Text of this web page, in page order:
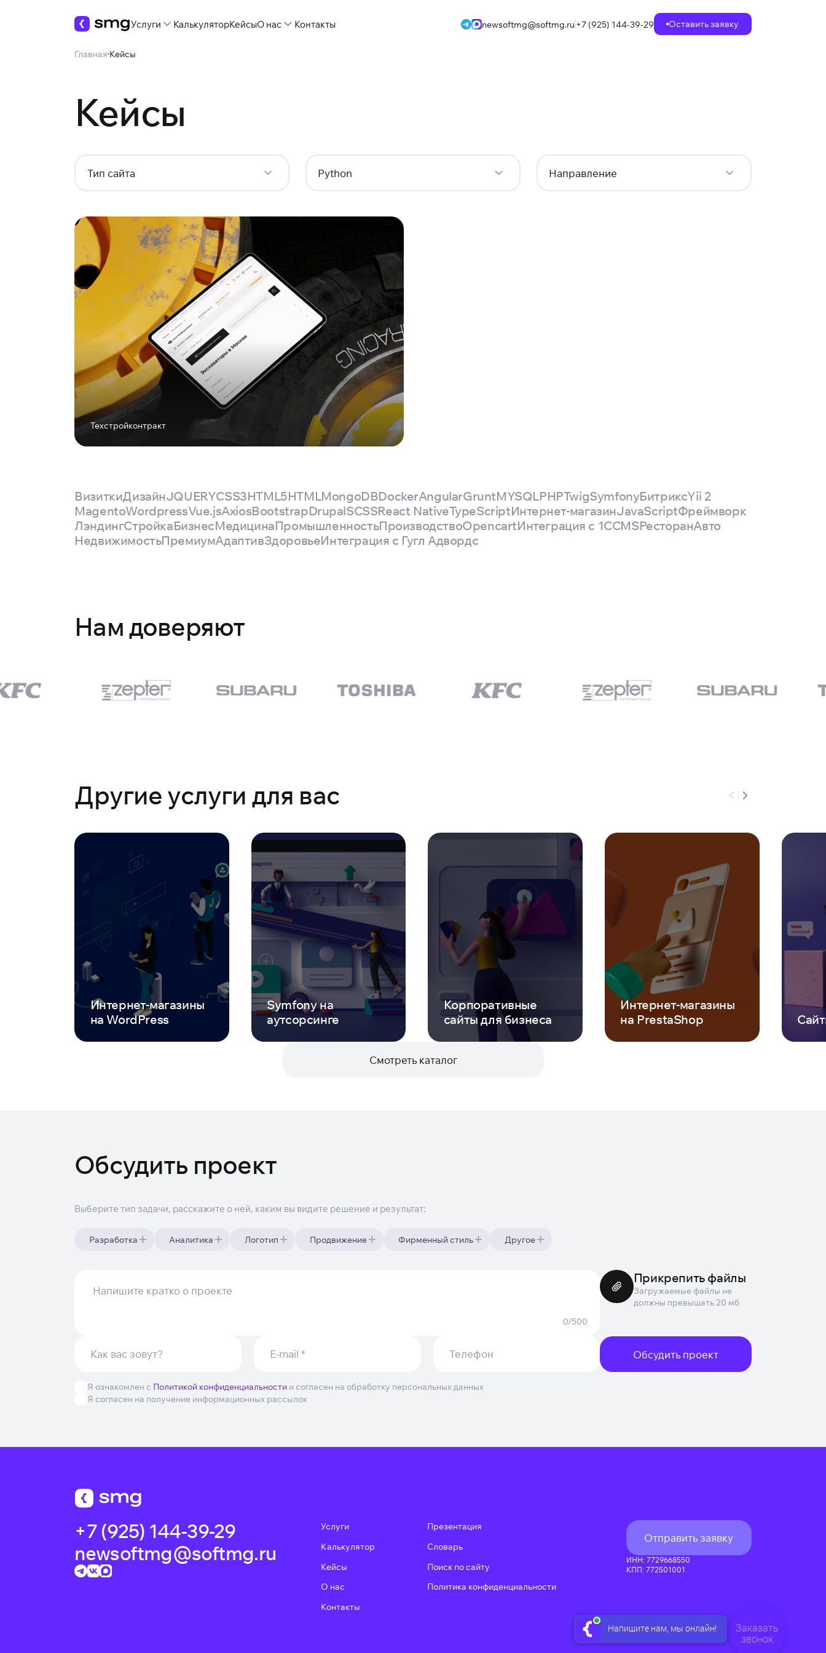
Услуги КалькуляторКейсыО нас Контакты newsoftmg@softmg.ru +7 (925) 144-39-29 Оставить заявку
ГлавнаяКейсы
Кейсы
Тип сайта Python Направление
Техстройконтракт
ВизиткиДизайнJQUERYCSS3HTML5HTMLMongoDBDockerAngularGruntMYSQLPHPTwigSymfonyБитриксYii 2
MagentoWordpressVue.jsAxiosBootstrapDrupalSCSSReact NativeTypeScriptИнтернет-магазинJavaScriptФреймворк
ЛэндингСтройкаБизнесМедицинаПромышленностьПроизводствоOpencartИнтеграция с 1СCMSРесторанАвто
НедвижимостьПремиумАдаптивЗдоровьеИнтеграция с Гугл Адвордс
Нам доверяют
Другие услуги для вас
Интернет-магазины
на WordPress
Symfony на
аутсорсинге
Корпоративные
сайты для бизнеса
Интернет-магазины
на PrestaShop
Смотреть каталог
Обсудить проект
Выберите тип задачи, расскажите о ней, каким вы видите решение и результат:
Разработка Аналитика Логотип Продвижение Фирменный стиль Другое
0/500
Прикрепить файлы
Загружаемые файлы не
должны превышать 20 мб
Обсудить проект
Я ознакомлен с Политикой конфиденциальности и согласен на обработку персональных данных
Я согласен на получение информационных рассылок
+7 (925) 144-39-29
newsoftmg@softmg.ru
Услуги
Калькулятор
Кейсы
О нас
Контакты
Презентация
Словарь
Поиск по сайту
Политика конфиденциальности
Отправить заявку
ИНН: 7729668550
КПП: 772501001
Заказать
звонок
Напишите нам, мы онлайн!